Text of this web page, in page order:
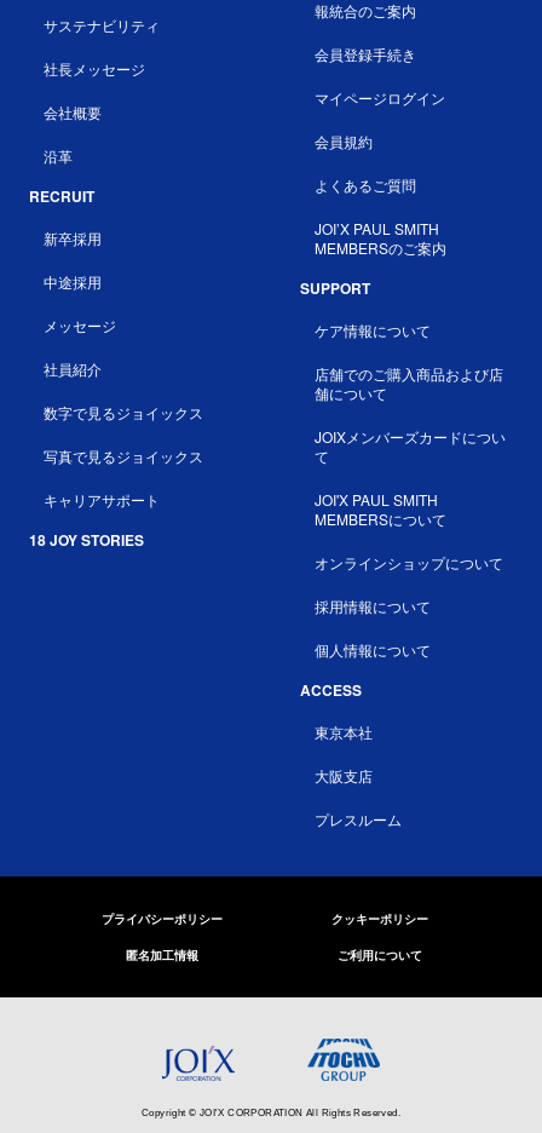
サステナビリティ
社長メッセージ
会社概要
沿革
RECRUIT
新卒採用
中途採用
メッセージ
社員紹介
数字で見るジョイックス
写真で見るジョイックス
キャリアサポート
18 JOY STORIES
報統合のご案内
会員登録手続き
マイページログイン
会員規約
よくあるご質問
JOI’X PAUL SMITH
MEMBERSのご案内
SUPPORT
ケア情報について
店舗でのご購入商品および店
舗について
JOIXメンバーズカードについ
て
JOI'X PAUL SMITH
MEMBERSについて
オンラインショップについて
採用情報について
個人情報について
ACCESS
東京本社
大阪支店
プレスルーム
プライバシーポリシー クッキーポリシー
匿名加工情報 ご利用について
Copyright © JOI'X CORPORATION All Rights Reserved.